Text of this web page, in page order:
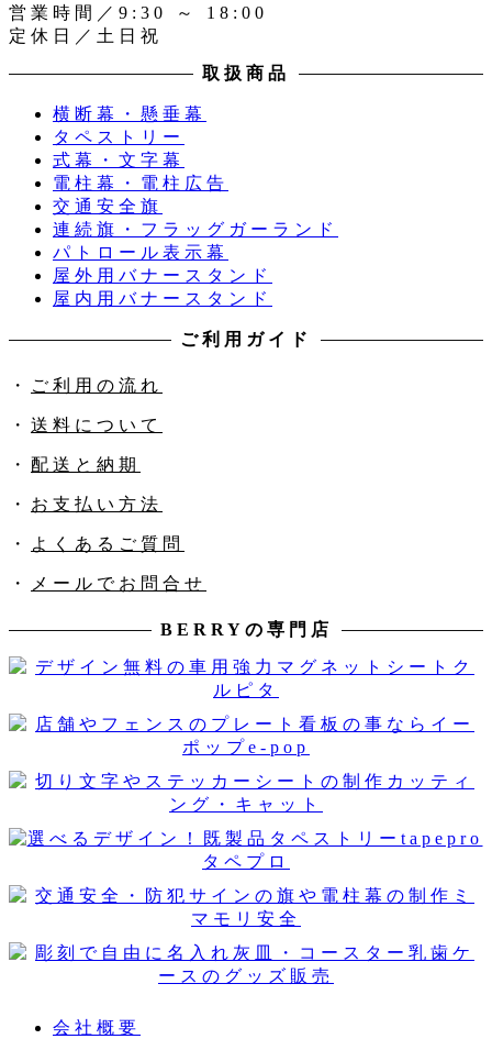
営業時間／9:30 ～ 18:00
定休日／土日祝
取扱商品
横断幕・懸垂幕
タペストリー
式幕・文字幕
電柱幕・電柱広告
交通安全旗
連続旗・フラッグガーランド
パトロール表示幕
屋外用バナースタンド
屋内用バナースタンド
ご利用ガイド
・ ご利用の流れ
・ 送料について
・ 配送と納期
・ お支払い方法
・ よくあるご質問
・ メールでお問合せ
BERRYの専門店
会社概要